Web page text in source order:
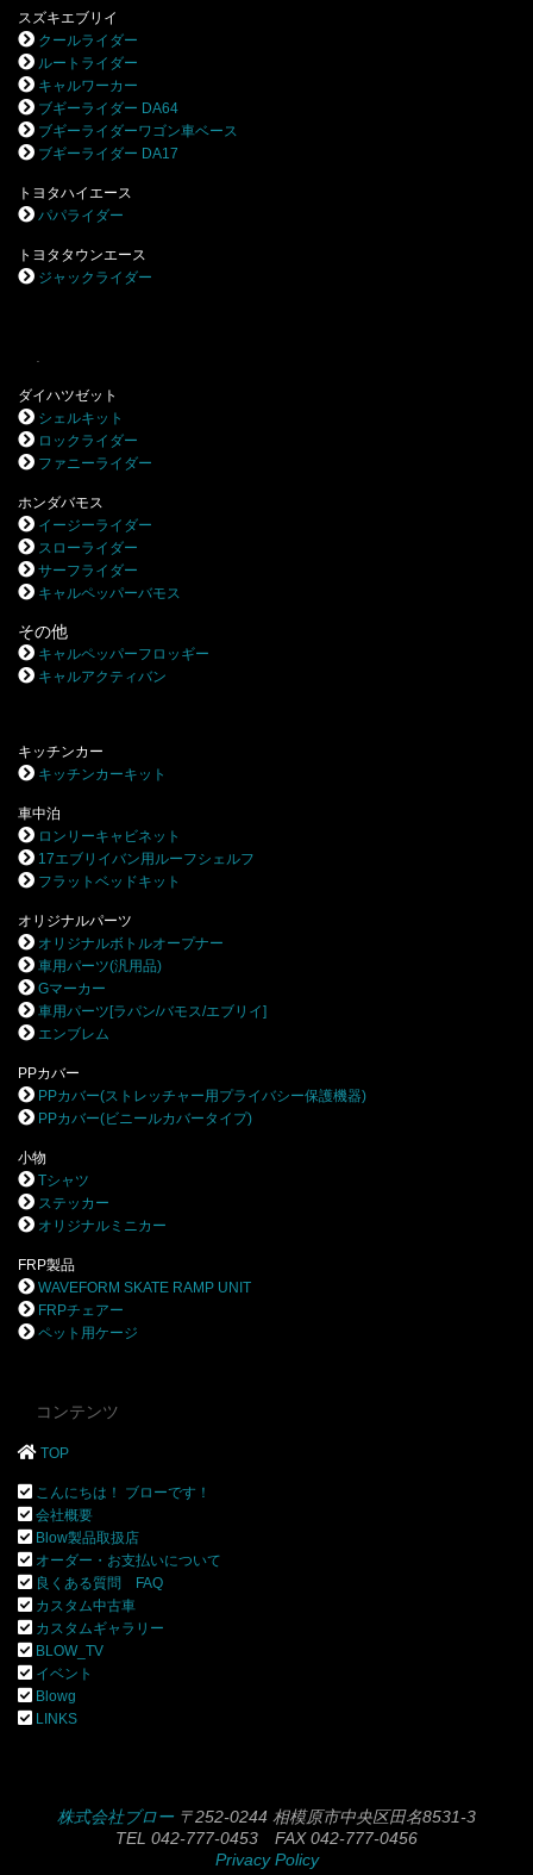
スズキエブリイ
クールライダー
ルートライダー
キャルワーカー
ブギーライダー DA64
ブギーライダーワゴン車ベース
ブギーライダー DA17
トヨタハイエース
パパライダー
トヨタタウンエース
ジャックライダー
.
ダイハツゼット
シェルキット
ロックライダー
ファニーライダー
ホンダバモス
イージーライダー
スローライダー
サーフライダー
キャルペッパーバモス
その他
キャルペッパーフロッギー
キャルアクティバン
キッチンカー
キッチンカーキット
車中泊
ロンリーキャビネット
17エブリイバン用ルーフシェルフ
フラットベッドキット
オリジナルパーツ
オリジナルボトルオープナー
車用パーツ(汎用品)
Gマーカー
車用パーツ[ラパン/バモス/エブリイ]
エンブレム
PPカバー
PPカバー(ストレッチャー用プライバシー保護機器)
PPカバー(ビニールカバータイプ)
小物
Tシャツ
ステッカー
オリジナルミニカー
FRP製品
WAVEFORM SKATE RAMP UNIT
FRPチェアー
ペット用ケージ
コンテンツ
TOP
こんにちは！ ブローです！
会社概要
Blow製品取扱店
オーダー・お支払いについて
良くある質問 FAQ
カスタム中古車
カスタムギャラリー
BLOW_TV
イベント
Blowg
LINKS
株式会社ブロー 〒252-0244 相模原市中央区田名8531-3
TEL 042-777-0453 FAX 042-777-0456
Privacy Policy